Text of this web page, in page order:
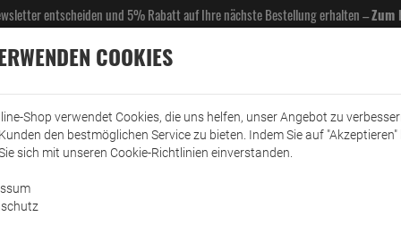
entscheiden und 5% Rabatt auf Ihre nächste Bestellung erhalten –Zum
& GASTROBEDARF DROGERIE KÜCHE & HAUSHALT KFZ
COOKIES
Shop verwendet Cookies, die uns helfen, unser Angebot zu
den bestmöglichen Service zu bieten. Indem Sie auf "Akzeptieren"
sich mit unseren Cookie-Richtlinien einverstanden.